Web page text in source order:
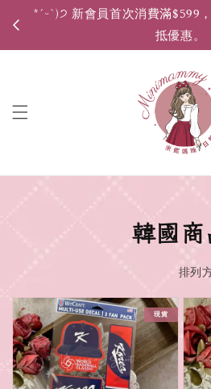
*ˊᵕˋ)੭ 新會員首次消費滿$599
抵優惠。
韓國商
排列
現貨